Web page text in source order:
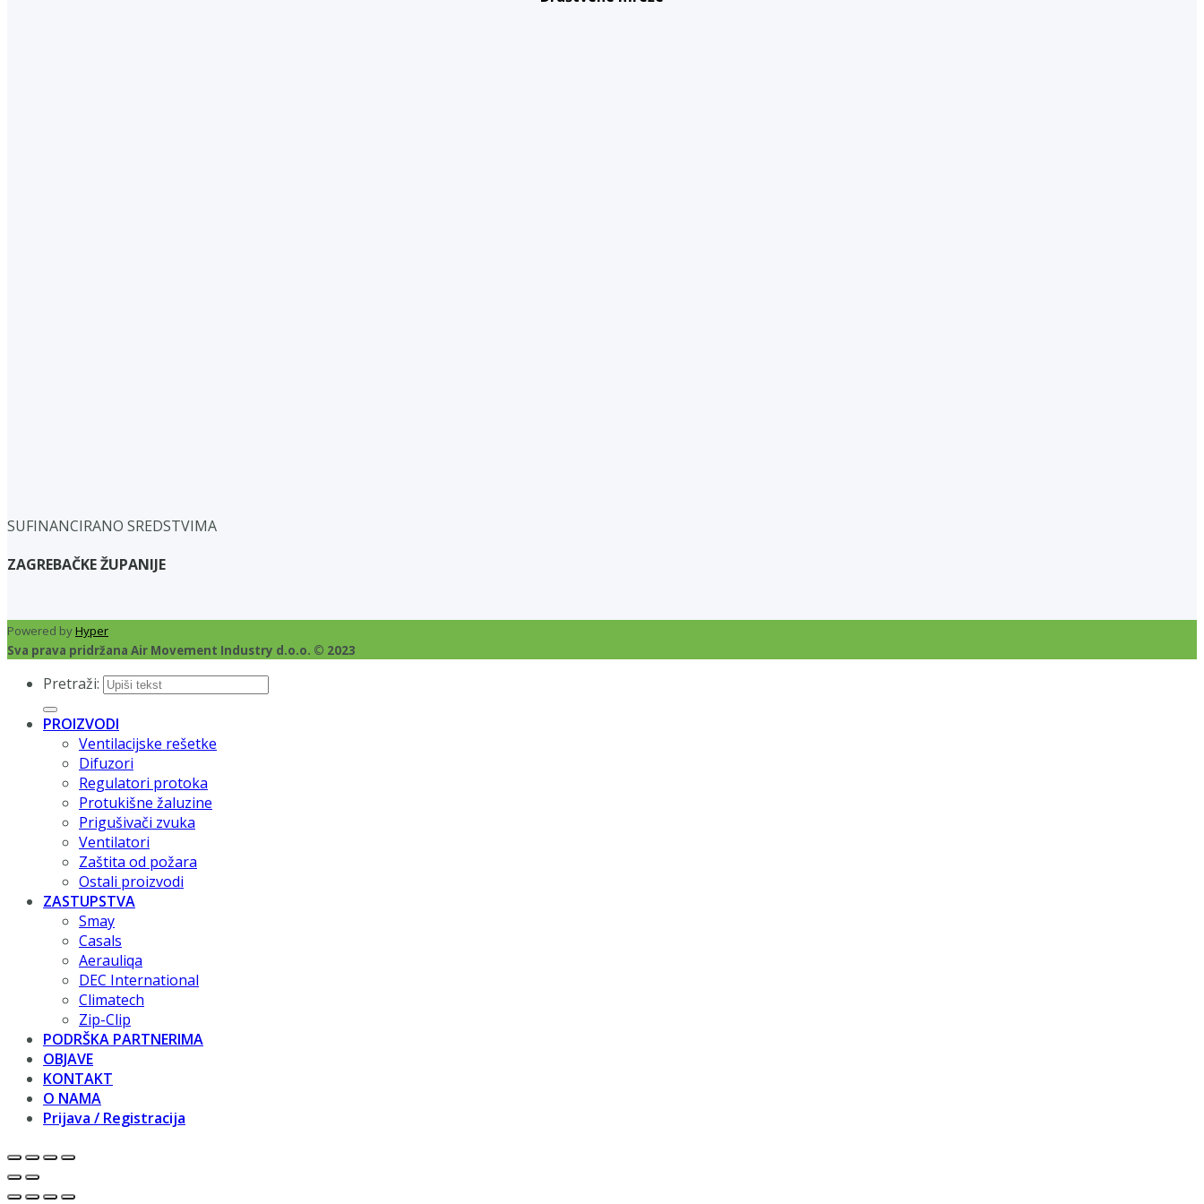
SUFINANCIRANO SREDSTVIMA
ZAGREBAČKE ŽUPANIJE
Powered byHyper
Sva prava pridržana Air Movement Industry d.o.o. © 2023
Pretraži:
PROIZVODI
Ventilacijske rešetke
Difuzori
Regulatori protoka
Protukišne žaluzine
Prigušivači zvuka
Ventilatori
Zaštita od požara
Ostali proizvodi
ZASTUPSTVA
Smay
Casals
Aerauliqa
DEC International
Climatech
Zip-Clip
PODRŠKA PARTNERIMA
OBJAVE
KONTAKT
O NAMA
Prijava / Registracija